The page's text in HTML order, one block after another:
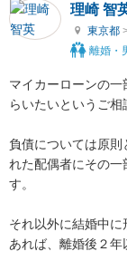
理崎 智
東京都
離婚・
マイカーローンの
らいたいというご相
負債については原
れた配偶者にその一
す。
それ以外に結婚中
あれば、離婚後２年